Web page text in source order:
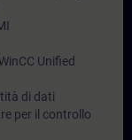
Unified
di dati
per il controllo